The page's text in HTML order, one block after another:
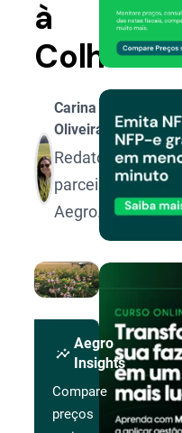
à
Colheita
Carina
Oliveira
Redatora
parceira
Aegro.
insights
Aegro
Insights
Compare
preços